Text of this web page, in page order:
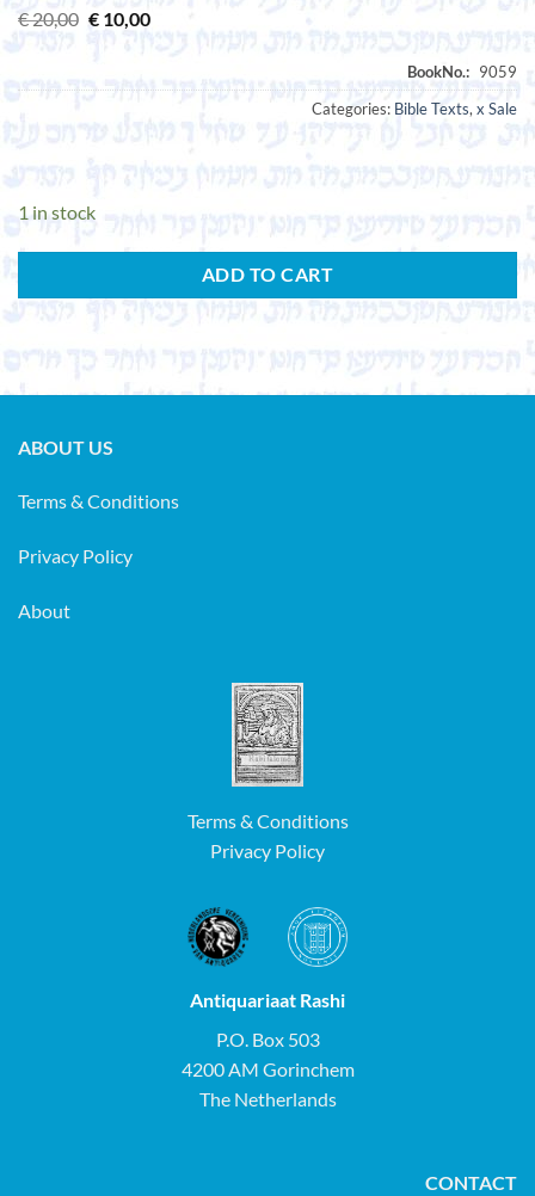
€20,00 Original
price
€10,00Current
price
Categories: Bible Texts,x Sale
1 in stock
ADD TO CART
ABOUT US
Terms & Conditions
Privacy Policy
About
Terms & Conditions
Privacy Policy
Antiquariaat Rashi
P.O. Box 503
4200 AM Gorinchem
The Netherlands
CONTACT